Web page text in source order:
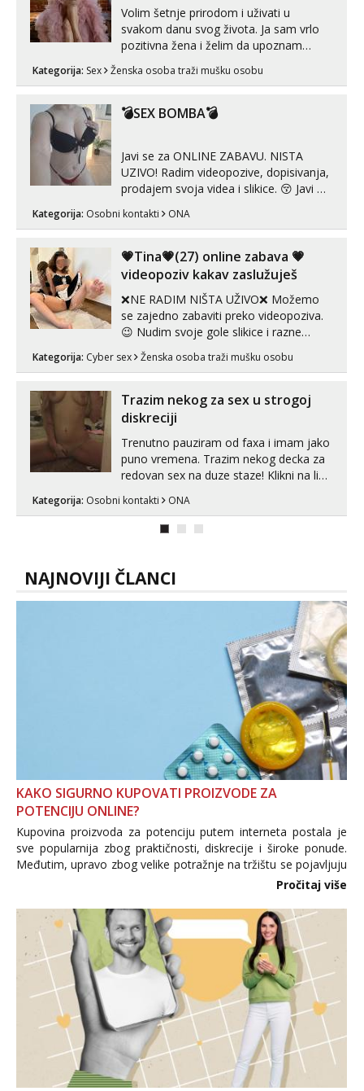
Volim šetnje prirodom i uživati u
svakom danu svog života. Ja sam vrlo
pozitivna žena i želim da upoznam
može i nešto više.💋🌺 Klikni na link
Kategorija: Sex Ženska osoba traži mušku osobu
💣SEX BOMBA💣
Javi se za ONLINE ZABAVU. NISTA
UZIVO! Radim videopozive, dopisivanja,
prodajem svoja videa i slikice. 😚 Javi mi
Telegram. +385 91 723 0045
Kategorija: Osobni kontakti ONA
💗Tina💗(27) online zabava 💗
videopoziv kakav zaslužuješ
❌NE RADIM NIŠTA UŽIVO❌ Možemo
se zajedno zabaviti preko videopoziva.
😉 Nudim svoje gole slikice i razne
videouradke. 🤩 Za online zabavu pošalji
poruku na Whatsapp, Telegram ili Viber.
autentičnosti možeš me vidjeti na
videopozivu. 😉 S vama sam vec 5 ...
Kategorija: Cyber sex Ženska osoba traži mušku osobu
Trazim nekog za sex u strogoj
diskreciji
Trenutno pauziram od faxa i imam jako
puno vremena. Trazim nekog decka za
redovan sex na duze staze! Klikni na link
Kategorija: Osobni kontakti ONA
NAJNOVIJI ČLANCI
KAKO SIGURNO KUPOVATI PROIZVODE ZA
POTENCIJU ONLINE?
Kupovina proizvoda za potenciju putem interneta postala je
sve popularnija zbog praktičnosti, diskrecije i široke ponude.
Međutim, upravo zbog velike potražnje na tržištu se pojavljuju
i brojni krivotvoreni proizvodi, nepouzdane internetske
Pročitaj više